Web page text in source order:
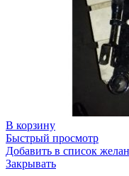
В корзину
Быстрый просмотр
Добавить в список
Закрывать